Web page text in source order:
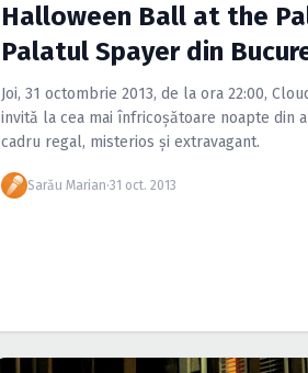
Halloween Ball at the
Palatul Spayer din
Joi, 31 octombrie 2013, de la ora 22:00,
invită la cea mai înfricoşătoare noapte din
cadru regal, misterios şi extravagant.
Sarău Marian·31 oct. 2013